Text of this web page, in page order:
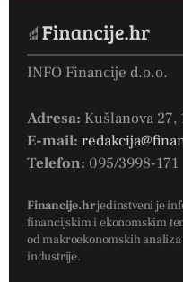
INFO Financije d.o.o.
Adresa: Kušlanova
E-mail:
Telefon: 095/3998-171
Financije.hrjedinstveni je
financijskim i ekonomskim
od makroekonomskih
industrije.